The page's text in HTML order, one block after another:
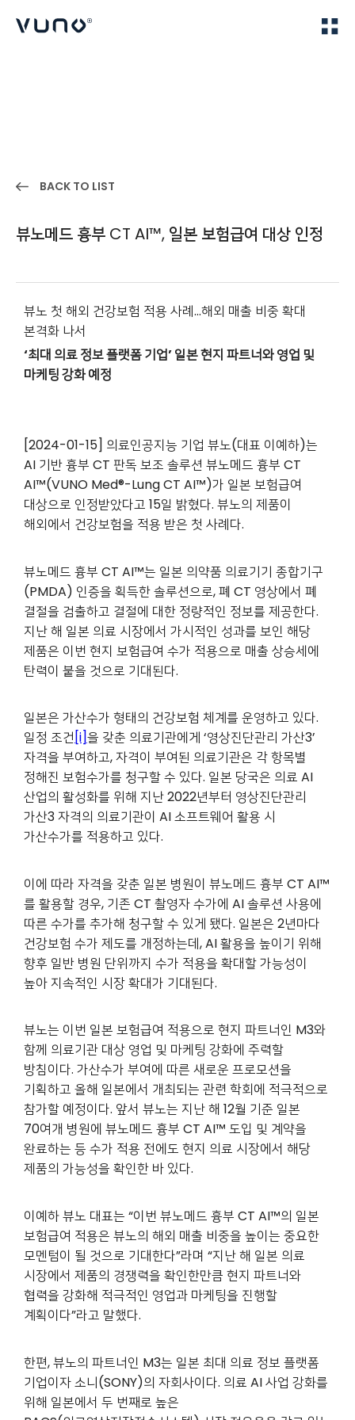
BACK TO LIST
뷰노메드 흉부 CT AI™, 일본 보험급여 대상 인정
뷰노 첫 해외 건강보험 적용 사례…해외 매출 비중 확대
본격화 나서
‘최대 의료 정보 플랫폼 기업’ 일본 현지 파트너와 영업 및
마케팅 강화 예정
[2024-01-15] 의료인공지능 기업 뷰노(대표 이예하)는
AI 기반 흉부 CT 판독 보조 솔루션 뷰노메드 흉부 CT
AI™(VUNO Med®-Lung CT AI™)가 일본 보험급여
대상으로 인정받았다고 15일 밝혔다. 뷰노의 제품이
해외에서 건강보험을 적용 받은 첫 사례다.
뷰노메드 흉부 CT AI™는 일본 의약품 의료기기 종합기구
(PMDA) 인증을 획득한 솔루션으로, 폐 CT 영상에서 폐
결절을 검출하고 결절에 대한 정량적인 정보를 제공한다.
지난 해 일본 의료 시장에서 가시적인 성과를 보인 해당
제품은 이번 현지 보험급여 수가 적용으로 매출 상승세에
탄력이 붙을 것으로 기대된다.
일본은 가산수가 형태의 건강보험 체계를 운영하고 있다.
일정 조건 [i]을 갖춘 의료기관에게 ‘영상진단관리 가산3’
자격을 부여하고, 자격이 부여된 의료기관은 각 항목별
정해진 보험수가를 청구할 수 있다. 일본 당국은 의료 AI
산업의 활성화를 위해 지난 2022년부터 영상진단관리
가산3 자격의 의료기관이 AI 소프트웨어 활용 시
가산수가를 적용하고 있다.
이에 따라 자격을 갖춘 일본 병원이 뷰노메드 흉부 CT AI™
를 활용할 경우, 기존 CT 촬영자 수가에 AI 솔루션 사용에
따른 수가를 추가해 청구할 수 있게 됐다. 일본은 2년마다
건강보험 수가 제도를 개정하는데, AI 활용을 높이기 위해
향후 일반 병원 단위까지 수가 적용을 확대할 가능성이
높아 지속적인 시장 확대가 기대된다.
뷰노는 이번 일본 보험급여 적용으로 현지 파트너인 M3와
함께 의료기관 대상 영업 및 마케팅 강화에 주력할
방침이다. 가산수가 부여에 따른 새로운 프로모션을
기획하고 올해 일본에서 개최되는 관련 학회에 적극적으로
참가할 예정이다. 앞서 뷰노는 지난 해 12월 기준 일본
70여개 병원에 뷰노메드 흉부 CT AI™ 도입 및 계약을
완료하는 등 수가 적용 전에도 현지 의료 시장에서 해당
제품의 가능성을 확인한 바 있다.
이예하 뷰노 대표는 “이번 뷰노메드 흉부 CT AI™의 일본
보험급여 적용은 뷰노의 해외 매출 비중을 높이는 중요한
모멘텀이 될 것으로 기대한다”라며 “지난 해 일본 의료
시장에서 제품의 경쟁력을 확인한만큼 현지 파트너와
협력을 강화해 적극적인 영업과 마케팅을 진행할
계획이다”라고 말했다.
한편, 뷰노의 파트너인 M3는 일본 최대 의료 정보 플랫폼
기업이자 소니(SONY)의 자회사이다. 의료 AI 사업 강화를
위해 일본에서 두 번째로 높은